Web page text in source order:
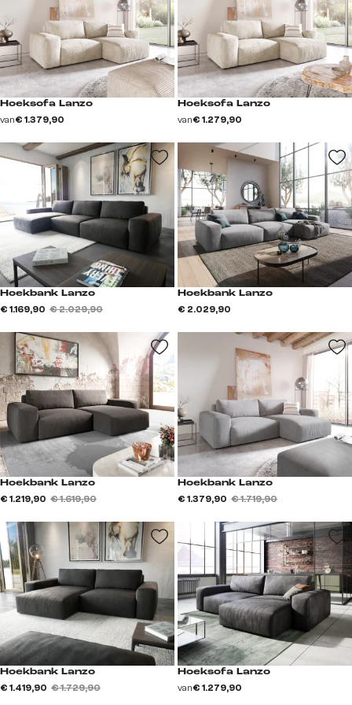
Hoeksofa Lanzo
van€ 1.379,90
Hoeksofa Lanzo
van€ 1.279,90
Hoekbank Lanzo
€ 1.169,90 € 2.029,90
Hoekbank Lanzo
€ 2.029,90
Hoekbank Lanzo
€ 1.219,90 € 1.619,90
Hoekbank Lanzo
€ 1.379,90 € 1.719,90
Hoekbank Lanzo
€ 1.419,90 € 1.729,90
Hoeksofa Lanzo
van€ 1.279,90